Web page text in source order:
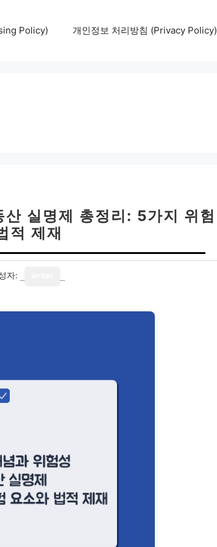
Policy) 개인정보 처리방침 (Privacy Policy)
실명제 총정리: 5가지 위험
적 제재
자: